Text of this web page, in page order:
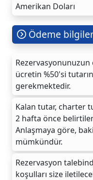
Amerikan Doları
Ödeme
ücretin %50'si
gerekmektedir.
Kalan tutar, charter
2 hafta önce
Anlaşmaya göre,
mümkündür.
Rezervasyon
koşulları size